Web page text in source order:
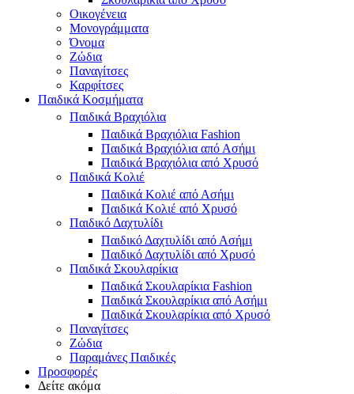
Οικογένεια
Μονογράμματα
Όνομα
Ζώδια
Παναγίτσες
Καρφίτσες
Παιδικά Κοσμήματα
Παιδικά Βραχιόλια
Παιδικά Βραχιόλια Fashion
Παιδικά Βραχιόλια από Ασήμι
Παιδικά Βραχιόλια από Χρυσό
Παιδικά Κολιέ
Παιδικά Κολιέ από Ασήμι
Παιδικά Κολιέ από Χρυσό
Παιδικό Δαχτυλίδι
Παιδικό Δαχτυλίδι από Ασήμι
Παιδικό Δαχτυλίδι από Χρυσό
Παιδικά Σκουλαρίκια
Παιδικά Σκουλαρίκια Fashion
Παιδικά Σκουλαρίκια από Ασήμι
Παιδικά Σκουλαρίκια από Χρυσό
Παναγίτσες
Ζώδια
Παραμάνες Παιδικές
Προσφορές
Δείτε ακόμα